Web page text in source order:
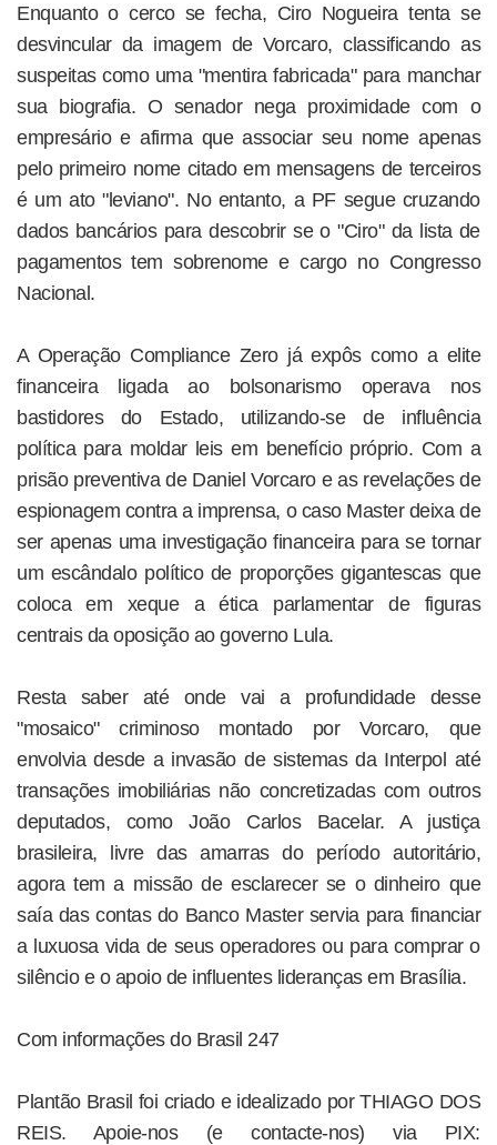
Enquanto o cerco se fecha, Ciro Nogueira tenta se
desvincular da imagem de Vorcaro, classificando as
suspeitas como uma "mentira fabricada" para manchar
sua biografia. O senador nega proximidade com o
empresário e afirma que associar seu nome apenas
pelo primeiro nome citado em mensagens de terceiros
é um ato "leviano". No entanto, a PF segue cruzando
dados bancários para descobrir se o "Ciro" da lista de
pagamentos tem sobrenome e cargo no Congresso
Nacional.
A Operação Compliance Zero já expôs como a elite
financeira ligada ao bolsonarismo operava nos
bastidores do Estado, utilizando-se de influência
política para moldar leis em benefício próprio. Com a
prisão preventiva de Daniel Vorcaro e as revelações de
espionagem contra a imprensa, o caso Master deixa de
ser apenas uma investigação financeira para se tornar
um escândalo político de proporções gigantescas que
coloca em xeque a ética parlamentar de figuras
centrais da oposição ao governo Lula.
Resta saber até onde vai a profundidade desse
"mosaico" criminoso montado por Vorcaro, que
envolvia desde a invasão de sistemas da Interpol até
transações imobiliárias não concretizadas com outros
deputados, como João Carlos Bacelar. A justiça
brasileira, livre das amarras do período autoritário,
agora tem a missão de esclarecer se o dinheiro que
saía das contas do Banco Master servia para financiar
a luxuosa vida de seus operadores ou para comprar o
silêncio e o apoio de influentes lideranças em Brasília.
Com informações do Brasil 247
Plantão Brasil foi criado e idealizado por THIAGO DOS
REIS. Apoie-nos (e contacte-nos) via PIX: